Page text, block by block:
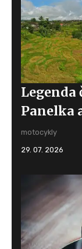
Legenda
Panelka
motocykly
29. 07. 2026